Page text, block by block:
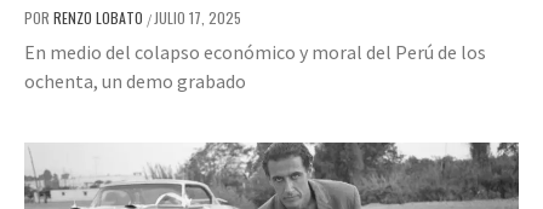
POR RENZO LOBATO / JULIO 17, 2025
En medio del colapso económico y moral del Perú de los
ochenta, un demo grabado